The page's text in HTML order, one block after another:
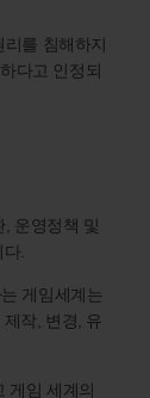
를 침해하지
다고 인정되
운영정책 및
.
게임세계는
작, 변경, 유
게임 세계의